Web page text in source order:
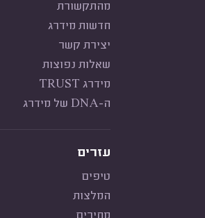
מהתקשורת
חדשות מידרג
יצירת קשר
שאלות נפוצות
מידרג TRUST
ה-DNA של מידרג
עזרים
טיפים
המלצות